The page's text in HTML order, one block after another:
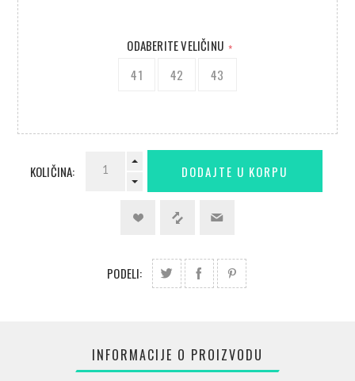
ODABERITE VELIČINU *
41 42 43
KOLIČINA:
PODELI:
INFORMACIJE O PROIZVODU